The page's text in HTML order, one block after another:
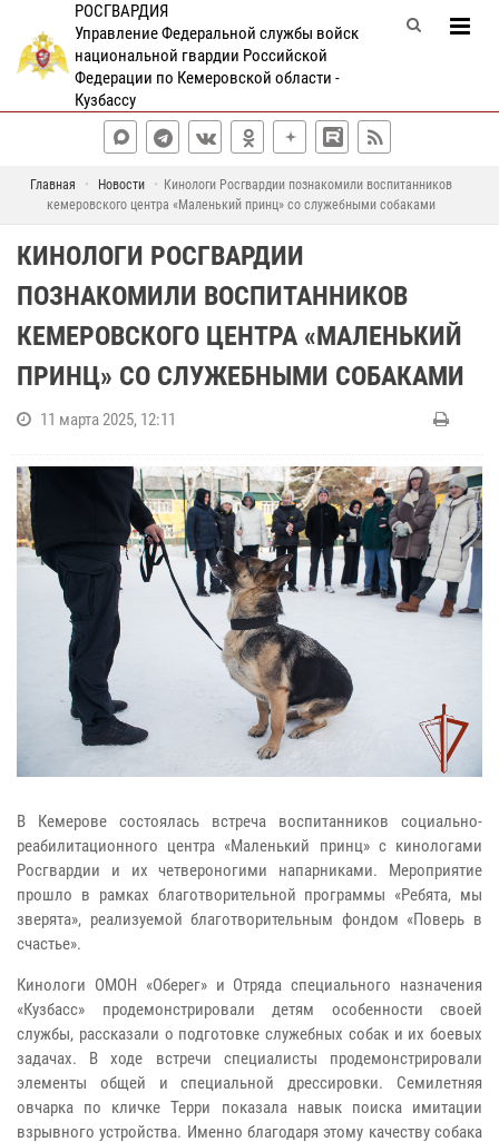
РОСГВАРДИЯ
Управление Федеральной службы войск
национальной гвардии Российской
Федерации по Кемеровской области -
Кузбассу
Главная Новости
Кинологи Росгвардии познакомили воспитанников
кемеровского центра «Маленький принц» со служебными собаками
КИНОЛОГИ РОСГВАРДИИ
ПОЗНАКОМИЛИ ВОСПИТАННИКОВ
КЕМЕРОВСКОГО ЦЕНТРА «МАЛЕНЬКИЙ
ПРИНЦ» СО СЛУЖЕБНЫМИ СОБАКАМИ
11 марта 2025, 12:11
В Кемерове состоялась встреча воспитанников социально-
реабилитационного центра «Маленький принц» с кинологами
Росгвардии и их четвероногими напарниками. Мероприятие
прошло в рамках благотворительной программы «Ребята, мы
зверята», реализуемой благотворительным фондом «Поверь в
счастье».
Кинологи ОМОН «Оберег» и Отряда специального назначения
«Кузбасс» продемонстрировали детям особенности своей
службы, рассказали о подготовке служебных собак и их боевых
задачах. В ходе встречи специалисты продемонстрировали
элементы общей и специальной дрессировки. Семилетняя
овчарка по кличке Терри показала навык поиска имитации
взрывного устройства. Именно благодаря этому качеству собака